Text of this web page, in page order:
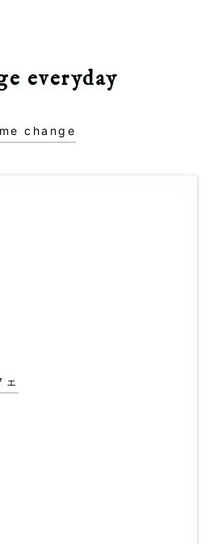
everyday
change